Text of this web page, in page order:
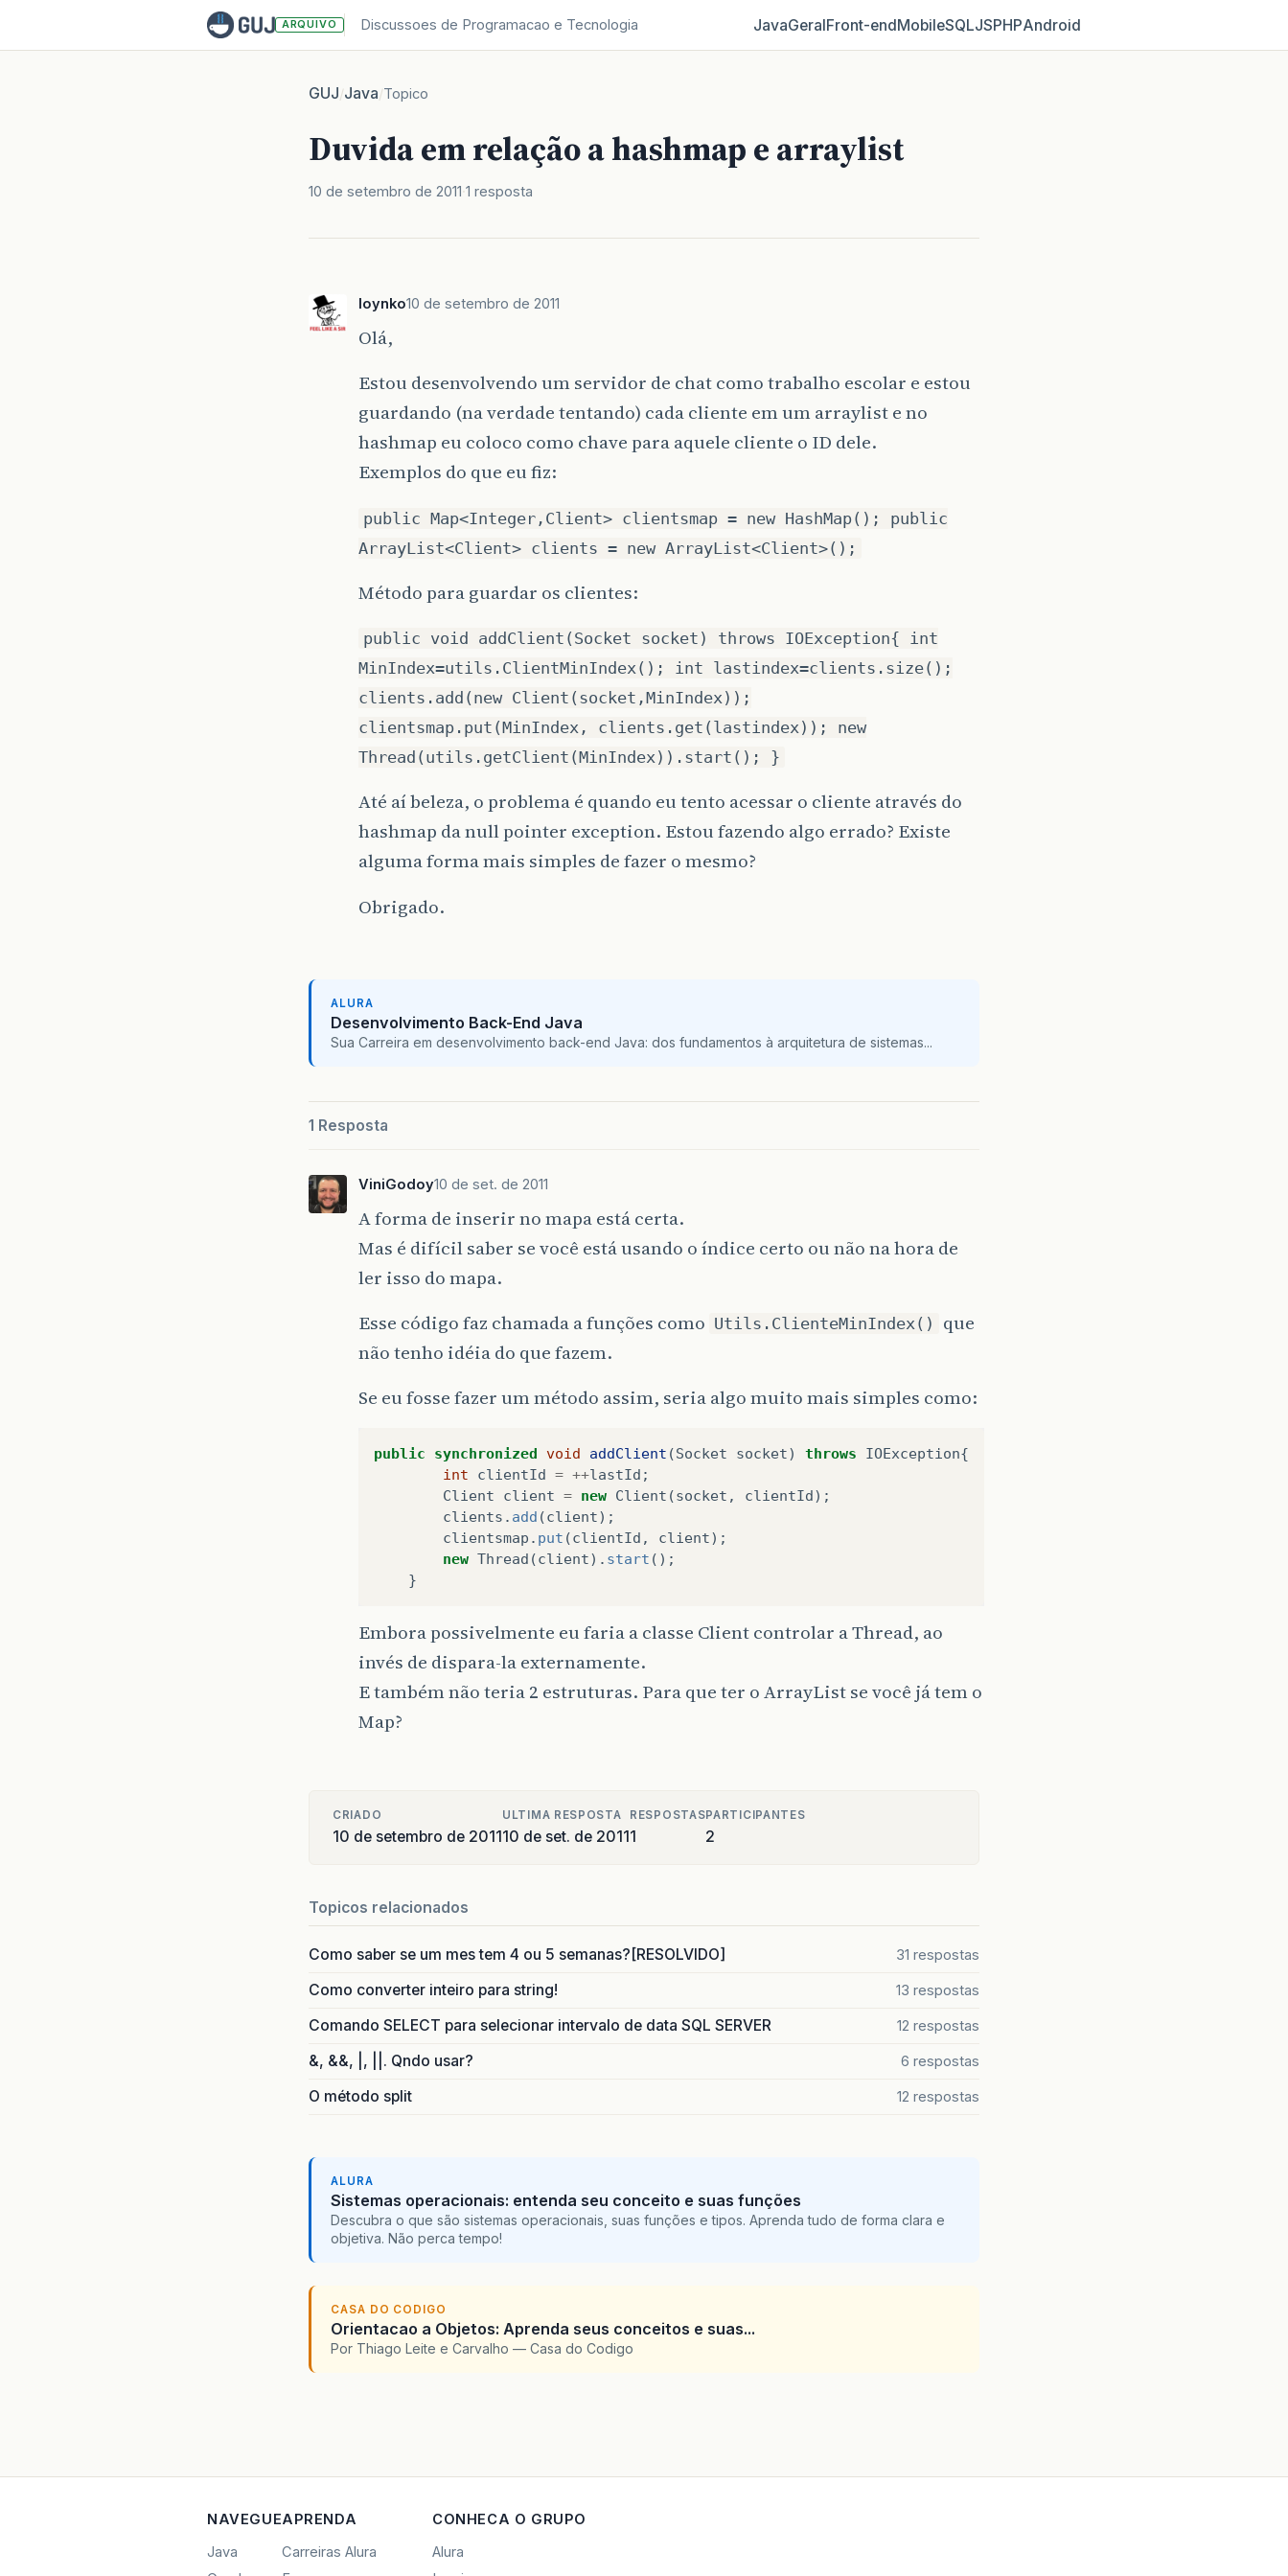
ARQUIVO Discussoes de Programacao e Tecnologia JavaGeralFront‑endMobileSQLJSPHPAndroid
GUJ/Java/Topico
Duvida em relação a hashmap e arraylist
10 de setembro de 2011 1 resposta
loynko10 de setembro de 2011
Olá,
Estou desenvolvendo um servidor de chat como trabalho escolar e estou
guardando (na verdade tentando) cada cliente em um arraylist e no
hashmap eu coloco como chave para aquele cliente o ID dele.
Exemplos do que eu fiz:
public Map<Integer,Client> clientsmap = new HashMap(); public
ArrayList<Client> clients = new ArrayList<Client>();
Método para guardar os clientes:
public void addClient(Socket socket) throws IOException{ int
MinIndex=utils.ClientMinIndex(); int lastindex=clients.size();
clients.add(new Client(socket,MinIndex));
clientsmap.put(MinIndex, clients.get(lastindex)); new
Thread(utils.getClient(MinIndex)).start(); }
Até aí beleza, o problema é quando eu tento acessar o cliente através do
hashmap da null pointer exception. Estou fazendo algo errado? Existe
alguma forma mais simples de fazer o mesmo?
Obrigado.
ALURA
Desenvolvimento Back-End Java
Sua Carreira em desenvolvimento back-end Java: dos fundamentos à arquitetura de sistemas...
1 Resposta
ViniGodoy10 de set. de 2011
A forma de inserir no mapa está certa.
Mas é difícil saber se você está usando o índice certo ou não na hora de
ler isso do mapa.
Esse código faz chamada a funções como Utils.ClienteMinIndex()
que
não tenho idéia do que fazem.
Se eu fosse fazer um método assim, seria algo muito mais simples como:
public synchronized void addClient (Socket socket) throws IOException{
int
clientId = ++lastId ;
Client
client = new Client (socket , clientId);
clients . add (client);
clientsmap . put (clientId , client);
new Thread (client). start ();
}
Embora possivelmente eu faria a classe Client controlar a Thread, ao
invés de dispara-la externamente.
E também não teria 2 estruturas. Para que ter o ArrayList se você já tem o
Map?
CRIADO
10 de setembro de 2011
ULTIMA RESPOSTA
10 de set. de 2011
RESPOSTAS
1
PARTICIPANTES
2
Topicos relacionados
Como saber se um mes tem 4 ou 5 semanas?[RESOLVIDO] 31 respostas
Como converter inteiro para string! 13 respostas
Comando SELECT para selecionar intervalo de data SQL SERVER 12 respostas
&, &&, |, ||. Qndo usar? 6 respostas
O método split 12 respostas
ALURA
Sistemas operacionais: entenda seu conceito e suas funções
Descubra o que são sistemas operacionais, suas funções e tipos. Aprenda tudo de forma clara e
objetiva. Não perca tempo!
CASA DO CODIGO
Orientacao a Objetos: Aprenda seus conceitos e suas...
Por Thiago Leite e Carvalho — Casa do Codigo
NAVEGUE
Java
APRENDA
Carreiras Alura
CONHECA O GRUPO
Alura